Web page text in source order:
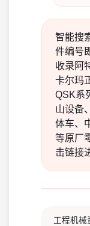
智能搜
件编号
收录阿
卡尔玛
QSK系
山设备
体车、
等原厂
击链接
工程机械